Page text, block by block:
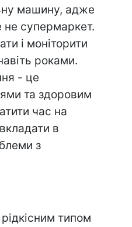
машину, адже
не супермаркет.
і моніторити
роками.
- це
та здоровим
час на
в
з
типом